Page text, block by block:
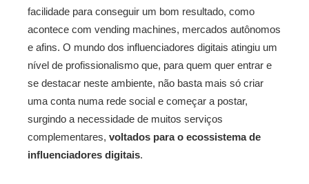
facilidade para conseguir um bom resultado, como
acontece com vending machines, mercados autônomos
e afins. O mundo dos influenciadores digitais atingiu um
nível de profissionalismo que, para quem quer entrar e
se destacar neste ambiente, não basta mais só criar
uma conta numa rede social e começar a postar,
surgindo a necessidade de muitos serviços
complementares, voltados para o ecossistema de
influenciadores digitais.